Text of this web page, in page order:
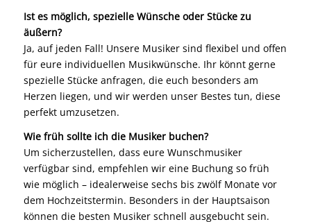
Ist es möglich, spezielle Wünsche oder Stücke zu
äußern?
Ja, auf jeden Fall! Unsere Musiker sind flexibel und offen
für eure individuellen Musikwünsche. Ihr könnt gerne
spezielle Stücke anfragen, die euch besonders am
Herzen liegen, und wir werden unser Bestes tun, diese
perfekt umzusetzen.
Wie früh sollte ich die Musiker buchen?
Um sicherzustellen, dass eure Wunschmusiker
verfügbar sind, empfehlen wir eine Buchung so früh
wie möglich – idealerweise sechs bis zwölf Monate vor
dem Hochzeitstermin. Besonders in der Hauptsaison
können die besten Musiker schnell ausgebucht sein.